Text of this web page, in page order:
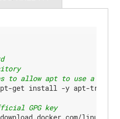
to allow apt to use a
get install -y apt-
GPG key